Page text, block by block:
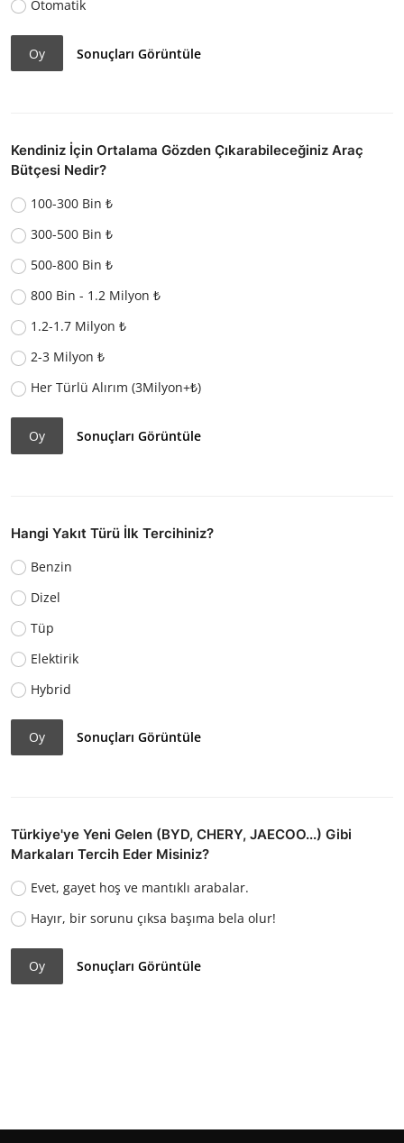
Otomatik
Oy Sonuçları Görüntüle
Kendiniz İçin Ortalama Gözden Çıkarabileceğiniz Araç
Bütçesi Nedir?
100-300 Bin ₺
300-500 Bin ₺
500-800 Bin ₺
800 Bin - 1.2 Milyon ₺
1.2-1.7 Milyon ₺
2-3 Milyon ₺
Her Türlü Alırım (3Milyon+₺)
Oy Sonuçları Görüntüle
Hangi Yakıt Türü İlk Tercihiniz?
Benzin
Dizel
Tüp
Elektirik
Hybrid
Oy Sonuçları Görüntüle
Türkiye'ye Yeni Gelen (BYD, CHERY, JAECOO...) Gibi
Markaları Tercih Eder Misiniz?
Evet, gayet hoş ve mantıklı arabalar.
Hayır, bir sorunu çıksa başıma bela olur!
Oy Sonuçları Görüntüle